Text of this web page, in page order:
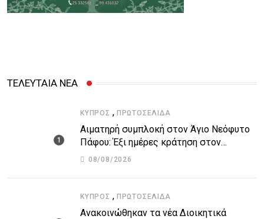
ΤΕΛΕΥΤΑΙΑ ΝΕΑ
ΚΎΠΡΟΣ , ΠΡΩΤΟΣΈΛΙΔΑ
Αιματηρή συμπλοκή στον Άγιο Νεόφυτο
Πάφου: Έξι ημέρες κράτηση στον
51χρονο μοναχό
08/08/2026
ΚΎΠΡΟΣ , ΠΡΩΤΟΣΈΛΙΔΑ
Ανακοινώθηκαν τα νέα Διοικητικά